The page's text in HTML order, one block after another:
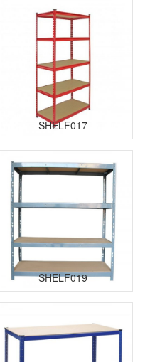
SHELF017
SHELF019